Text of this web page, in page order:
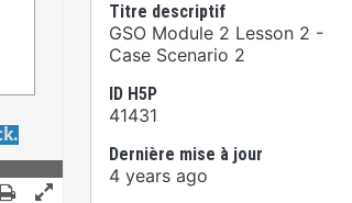
Titre descriptif
GSO Module 2 Lesson 2 -
Case Scenario 2
ID H5P
41431
Dernière mise à jour
4 years ago